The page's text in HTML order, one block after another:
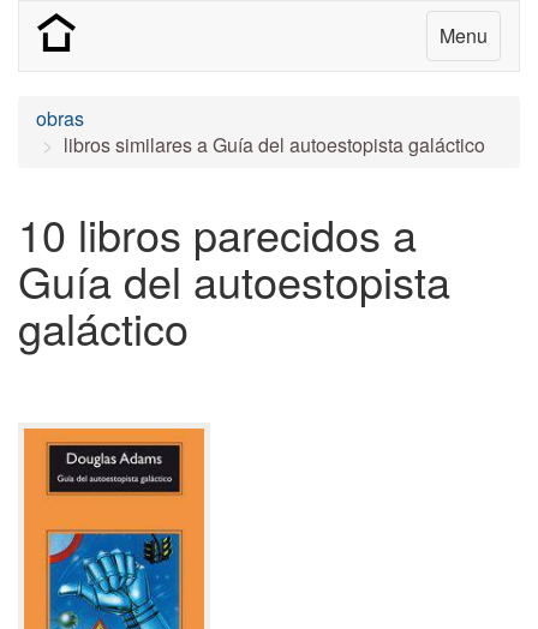
Menu
obras
libros similares a Guía del autoestopista galáctico
10 libros parecidos a
Guía del autoestopista
galáctico